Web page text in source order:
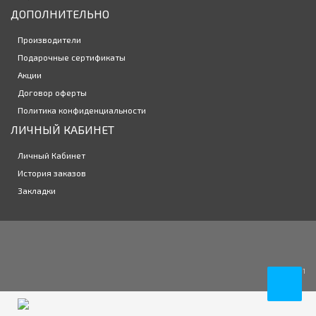
ДОПОЛНИТЕЛЬНО
Производители
Подарочные сертификаты
Акции
Договор оферты
Политика конфиденциальности
ЛИЧНЫЙ КАБИНЕТ
Личный Кабинет
История заказов
Закладки
1